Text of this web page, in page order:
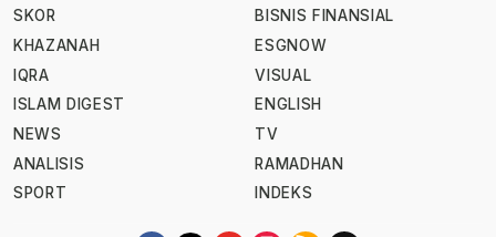
SKOR
KHAZANAH
IQRA
ISLAM DIGEST
NEWS
ANALISIS
SPORT
BISNIS FINANSIAL
ESGNOW
VISUAL
ENGLISH
TV
RAMADHAN
INDEKS